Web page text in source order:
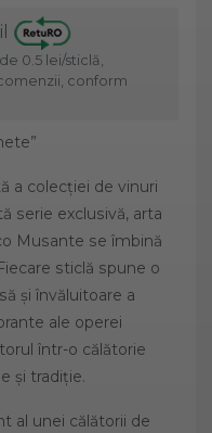
0.5 lei/sticlă,
conform
a colecției de vinuri
serie exclusivă, arta
Musante se îmbină
sticlă spune o
și învăluitoare a
ale operei
într-o călătorie
și tradiție.
al unei călătorii de